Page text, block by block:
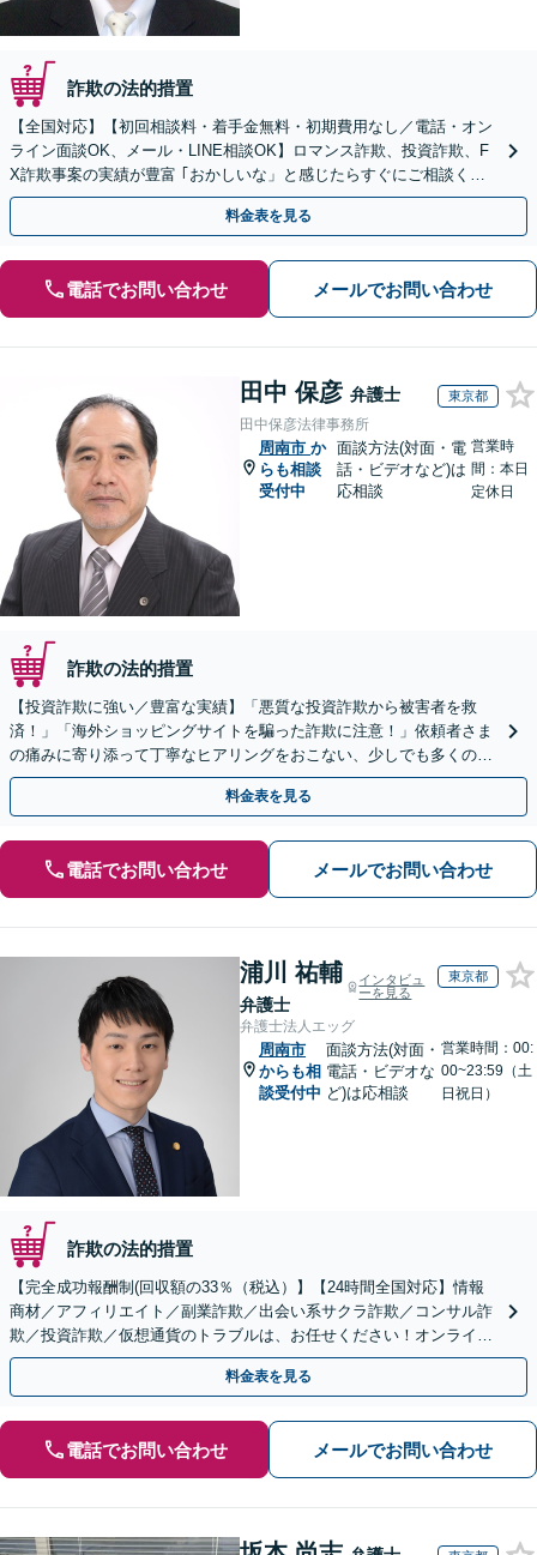
詐欺の法的措置
【全国対応】【初回相談料・着手金無料・初期費用なし／電話・オン
ライン面談OK、メール・LINE相談OK】ロマンス詐欺、投資詐欺、F
X詐欺事案の実績が豊富 ｢おかしいな」と感じたらすぐにご相談くだ
さい。
料金表を見る
電話でお問い合わせ メールでお問い合わせ
田中 保彦 弁護士 東京都
田中保彦法律事務所
周南市 か
らも相談
受付中
面談方法(対面・電
話・ビデオなど)は
応相談
営業時
間：本日
定休日
詐欺の法的措置
【投資詐欺に強い／豊富な実績】「悪質な投資詐欺から被害者を救
済！」「海外ショッピングサイトを騙った詐欺に注意！」依頼者さま
の痛みに寄り添って丁寧なヒアリングをおこない、少しでも多くの返
金が得られるよう尽力します！
料金表を見る
電話でお問い合わせ メールでお問い合わせ
浦川 祐輔
弁護士
インタビュ
ーを見る
東京都
弁護士法人エッグ
周南市
からも相
談受付中
面談方法(対面・
電話・ビデオな
ど)は応相談
営業時間：00:
00~23:59（土
日祝日）
詐欺の法的措置
【完全成功報酬制(回収額の33％（税込）】【24時間全国対応】情報
商材／アフィリエイト／副業詐欺／出会い系サクラ詐欺／コンサル詐
欺／投資詐欺／仮想通貨のトラブルは、お任せください！オンライン
のみで解決も可能！
料金表を見る
電話でお問い合わせ メールでお問い合わせ